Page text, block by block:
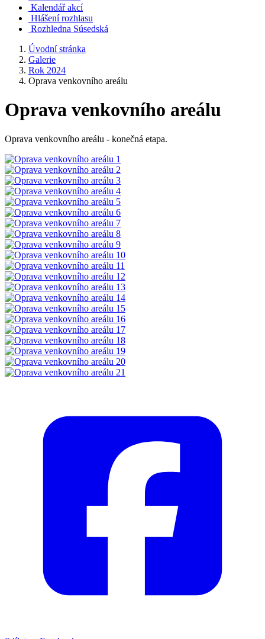
Kalendář akcí
Hlášení rozhlasu
Rozhledna Súsedská
Úvodní stránka
Galerie
Rok 2024
Oprava venkovního areálu
Oprava venkovního areálu
Oprava venkovního areálu - konečná etapa.